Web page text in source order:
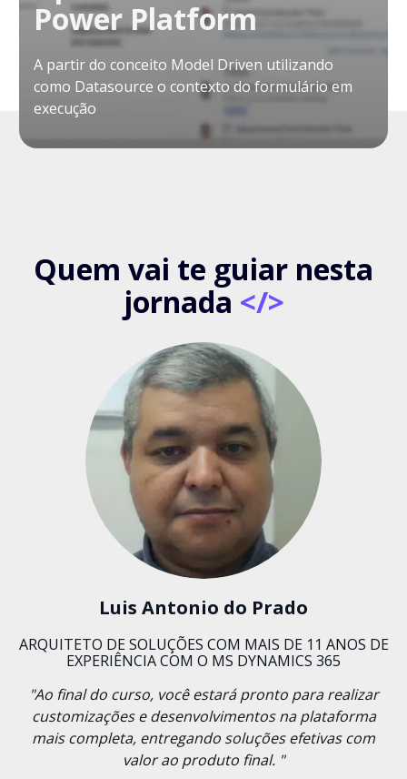
Power Platform
A partir do conceito Model Driven utilizando
como Datasource o contexto do formulário em
execução
Quem vai te guiar nesta
jornada </>
Luis Antonio do Prado
ARQUITETO DE SOLUÇÕES COM MAIS DE 11 ANOS DE
EXPERIÊNCIA COM O MS DYNAMICS 365
"Ao final do curso, você estará pronto para realizar
customizações e desenvolvimentos na plataforma
mais completa, entregando soluções efetivas com
valor ao produto final. "